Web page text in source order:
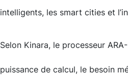
intelligents, les smart cities et
Selon Kinara, le processeur
puissance de calcul, le besoin